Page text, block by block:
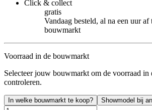
Click & collect
gratis
Vandaag besteld, al na een uur
bouwmarkt
Voorraad in de bouwmarkt
Selecteer jouw bouwmarkt om de voorraad in
controleren.
In welke bouwmarkt te koop? Showmodel bij